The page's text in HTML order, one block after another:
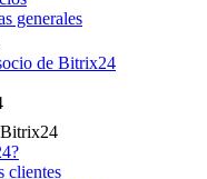
generales
de Bitrix24
Bitrix24
clientes